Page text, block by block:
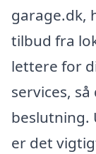
garage.dk,
tilbud fra
lettere for
services,
beslutning.
er det